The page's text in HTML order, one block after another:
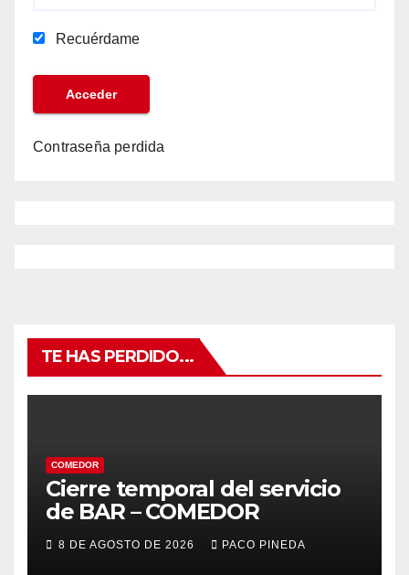
Recuérdame
Contraseña perdida
TE HAS PERDIDO...
COMEDOR
Cierre temporal del servicio
de BAR – COMEDOR
8 DE AGOSTO DE 2026 PACO PINEDA